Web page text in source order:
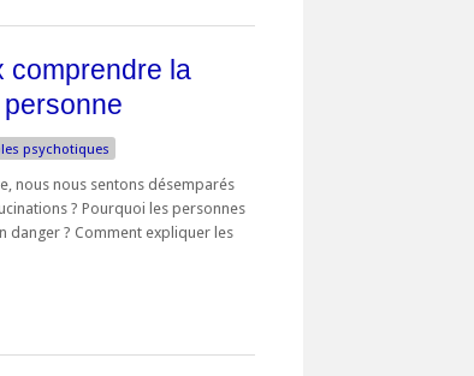
comprendre la
psychotiques
nous nous sentons désemparés
? Pourquoi les personnes
danger ? Comment expliquer les